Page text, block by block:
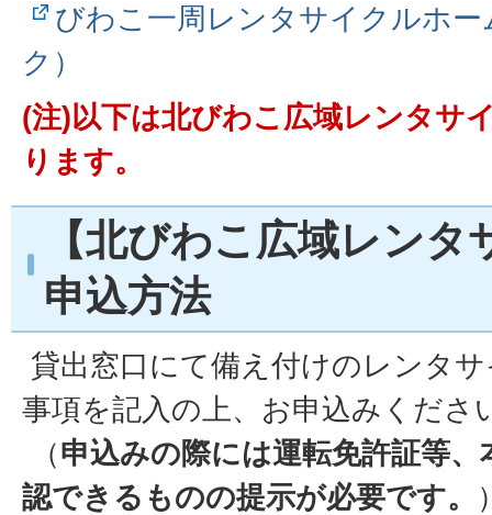
びわこ一周レンタサイクルホ
ク）
(注)以下は北びわこ広域レンタサ
ります。
【北びわこ広域レンタ
申込方法
貸出窓口にて備え付けのレンタ
事項を記入の上、お申込みくださ
（申込みの際には運転免許証等
認できるものの提示が必要です。